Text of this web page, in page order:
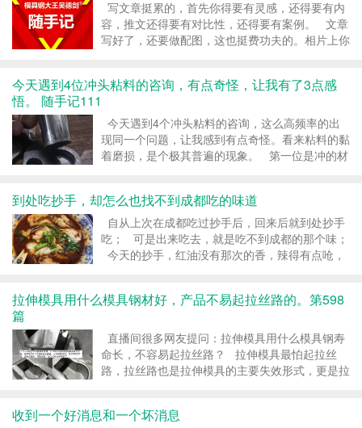
写文章挺累的，首先你得要有灵感，还得要有内
容，推文还得要有对比性，还得要有案例。 文章
写好了，还要做配图，这也挺费功夫的。相片上你
虽然不烧脑，但这是体...
今天遇到4位冲头粘料的咨询，有点奇怪，让我有了3点感
悟。 随手记111
今天遇到4个冲头粘料的咨询，这么高频率的出
现同一个问题，让我感到有点奇怪。看来粘料的黏
着磨损，是个极其普遍的现象。 第一位是冲的材
1000-2000次就有。...
到处吃抄手，却怎么也找不到成都吃的味道
自从上次在成都吃过抄手后，回来后就到处抄手
吃； 可是出来吃去，就是吃不到成都的那个味；
今天的抄手，红油没有那次的香，辣得有点呛，
拉伸模具用什么模具钢材好，产品不易起拉丝路的。第598
篇
直播间很多网友提问：拉伸模具用什么模具钢寿
命长，不容易起拉丝路？ 拉伸模具最怕起拉丝
路，拉丝路也是拉伸模具的主要失效形式，更是拉
重，就会存在大量的肉眼看不见的微观细...
收到一个好消息和一个坏消息